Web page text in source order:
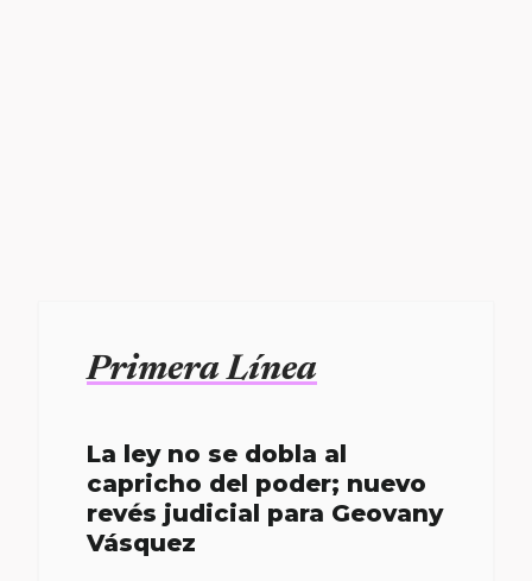
Primera Línea
La ley no se dobla al
capricho del poder; nuevo
revés judicial para Geovany
Vásquez